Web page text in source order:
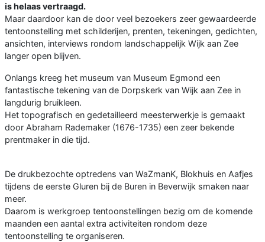
is helaas vertraagd.
Maar daardoor kan de door veel bezoekers zeer gewaardeerde
tentoonstelling met schilderijen, prenten, tekeningen, gedichten,
ansichten, interviews rondom landschappelijk Wijk aan Zee
langer open blijven.
Onlangs kreeg het museum van Museum Egmond een
fantastische tekening van de Dorpskerk van Wijk aan Zee in
langdurig bruikleen.
Het topografisch en gedetailleerd meesterwerkje is gemaakt
door Abraham Rademaker (1676-1735) een zeer bekende
prentmaker in die tijd.
De drukbezochte optredens van WaZmanK, Blokhuis en Aafjes
tijdens de eerste Gluren bij de Buren in Beverwijk smaken naar
meer.
Daarom is werkgroep tentoonstellingen bezig om de komende
maanden een aantal extra activiteiten rondom deze
tentoonstelling te organiseren.